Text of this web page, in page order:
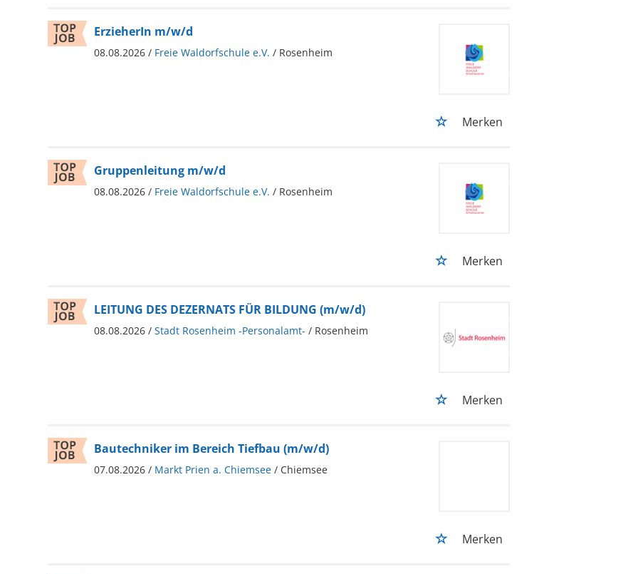
ErzieherIn m/w/d
08.08.2026 / Freie Waldorfschule e.V. / Rosenheim
Merken
Gruppenleitung m/w/d
08.08.2026 / Freie Waldorfschule e.V. / Rosenheim
Merken
LEITUNG DES DEZERNATS FÜR BILDUNG (m/w/d)
08.08.2026 / Stadt Rosenheim -Personalamt- / Rosenheim
Merken
Bautechniker im Bereich Tiefbau (m/w/d)
07.08.2026 / Markt Prien a. Chiemsee / Chiemsee
Merken